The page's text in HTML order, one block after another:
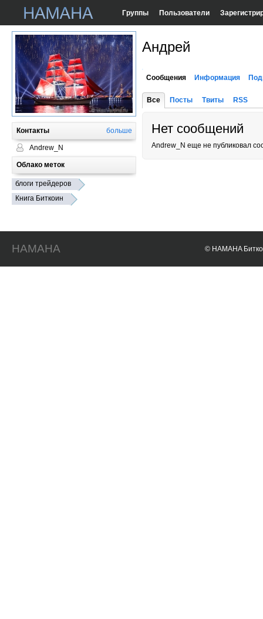
Группы Пользователи
Контакты больше
Andrew_N
Облако меток
блоги трейдеров
Книга Биткоин
Андрей
Сообщения Информация
Все Посты Твиты RSS
Нет сообщений
Andrew_N еще не публиковал
HAMAHA © HAMAHA